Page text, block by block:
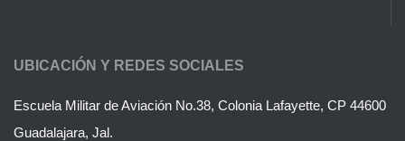
UBICACIÓN Y REDES SOCIALES
Escuela Militar de Aviación No.38, Colonia Lafayette, CP 44600
Guadalajara, Jal.